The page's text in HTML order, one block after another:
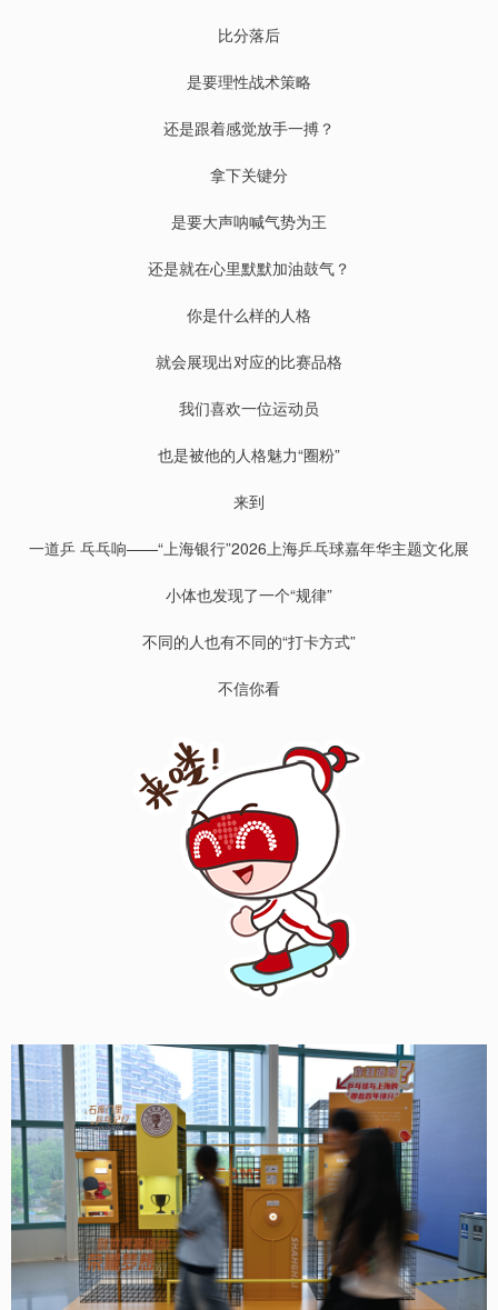
比分落后
是要理性战术策略
还是跟着感觉放手一搏？
拿下关键分
是要大声呐喊气势为王
还是就在心里默默加油鼓气？
你是什么样的人格
就会展现出对应的比赛品格
我们喜欢一位运动员
也是被他的人格魅力“圈粉”
来到
一道乒 乓乓响——“上海银行”2026上海乒乓球嘉年华主题文化展
小体也发现了一个“规律”
不同的人也有不同的“打卡方式”
不信你看